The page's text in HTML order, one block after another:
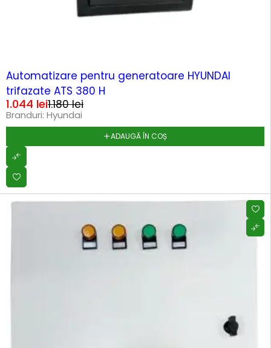
Automatizare pentru generatoare HYUNDAI
trifazate ATS 380 H
1.180lei
1.044 lei
Branduri: Hyundai
ADAUGĂ ÎN COȘ